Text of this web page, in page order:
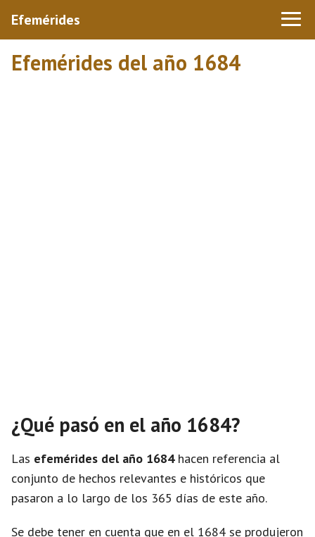
Efemérides
Efemérides del año 1684
¿Qué pasó en el año 1684?
Las efemérides del año 1684hacen referencia al
conjunto de hechos relevantes e históricos que
pasaron a lo largo de los 365 días de este año.
Se debe tener en cuenta que en el 1684 se produjeron